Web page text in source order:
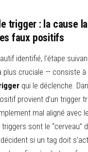
trigger : la cause
faux positifs
identifié, l’étape
plus cruciale — consiste à
qui le déclenche.
provient d’un trigger
mal aligné avec
sont le “cerveau”
si un tag doit